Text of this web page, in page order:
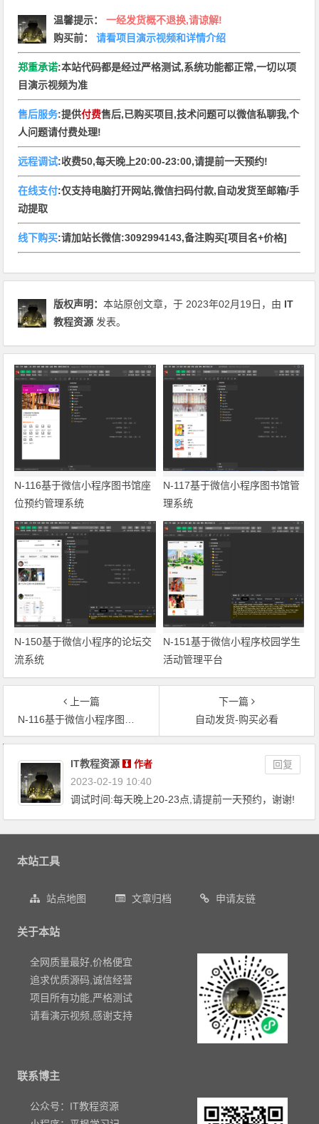
温馨提示：
一经发货概不退换,请谅解!
购买前：
请看项目演示视频和详情介绍
郑重承诺:本站代码都是经过严格测试,系统功能都正常,一切以项
目演示视频为准
售后服务:提供付费售后,已购买项目,技术问题可以微信私聊我,个
人问题请付费处理!
远程调试:收费50,每天晚上20:00-23:00,请提前一天预约!
在线支付:仅支持电脑打开网站,微信扫码付款,自动发货至邮箱/手
动提取
线下购买:请加站长微信:3092994143,备注购买[项目名+价格]
版权声明：本站原创文章，于 2023年02月19日，由 IT
教程资源发表。
N-116基于微信小程序图书馆座
位预约管理系统
N-117基于微信小程序图书馆管
理系统
N-150基于微信小程序的论坛交
流系统
N-151基于微信小程序校园学生
活动管理平台
上一篇
N-116基于微信小程序图书馆座位预约管理系统
下一篇
自动发货-购买必看
IT教程资源
作者
回复
2023-02-19 10:40
调试时间:每天晚上20-23点,请提前一天预约，谢谢!
本站工具
站点地图 文章归档 申请友链
关于本站
全网质量最好,价格便宜
追求优质源码,诚信经营
项目所有功能,严格测试
请看演示视频,感谢支持
联系博主
公众号：IT教程资源